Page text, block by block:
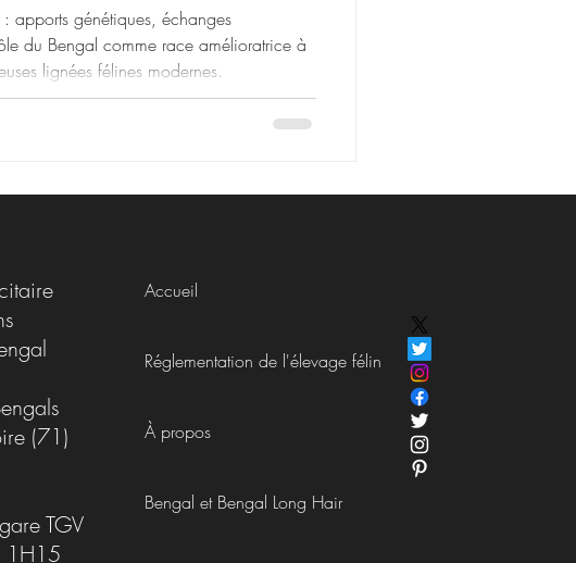
apports génétiques, échanges
du Bengal comme race amélioratrice à
lignées félines modernes.
(71)
TGV
1H15
Accueil
Réglementation de l'élevage félin
À propos
Bengal et Bengal Long Hair